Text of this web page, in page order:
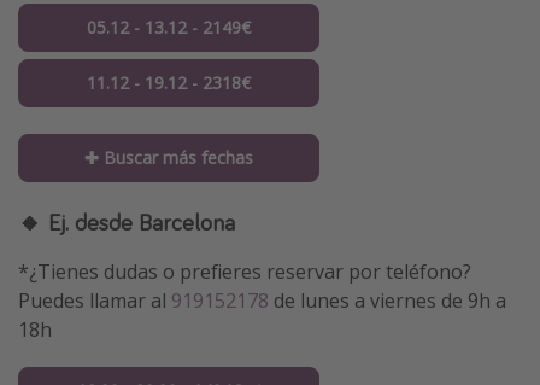
05.12 - 13.12 - 2149€
11.12 - 19.12 - 2318€
✚ Buscar más fechas
🔸 Ej. desde Barcelona
*¿Tienes dudas o prefieres reservar por teléfono?
Puedes llamar al 919152178 de lunes a viernes de 9h a
18h